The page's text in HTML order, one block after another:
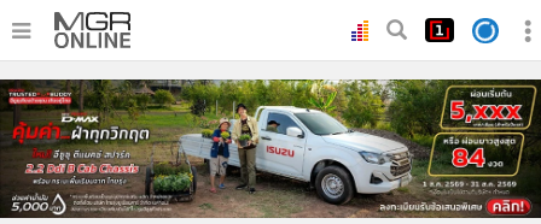
• หน้าหลัก
• ทันเหตุการณ์
• ภาคใต้
• ภูมิภาค